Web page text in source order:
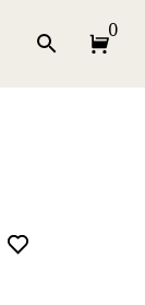
0